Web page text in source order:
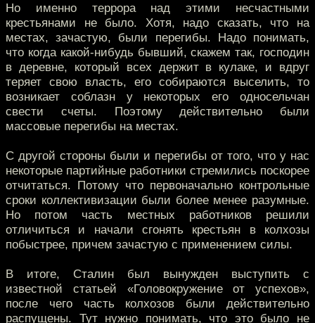
Но именно террора над этими несчастными
крестьянами не было. Хотя, надо сказать, что на
местах, зачастую, были перегибы. Надо понимать,
что когда какой-нибудь бывший, скажем так, господин
в деревне, который всех держит в кулаке, и вдруг
теряет свою власть, его собираются выселить, то
возникает соблазн у некоторых его односельчан
свести счеты. Поэтому действительно были
массовые перегибы на местах.
С другой стороны были и перегибы от того, что у нас
некоторые партийные работники стремились поскорее
отчитаться. Потому что первоначально контрольные
сроки коллективизации были более менее разумные.
Но потом часть местных работников решили
отличиться и начали сгонять крестьян в колхозы
побыстрее, причем зачастую с применением силы.
В итоге, Сталин был вынужден выступить с
известной статьей «Головокружение от успехов»,
после чего часть колхозов были действительно
распущены. Тут нужно понимать, что это было не